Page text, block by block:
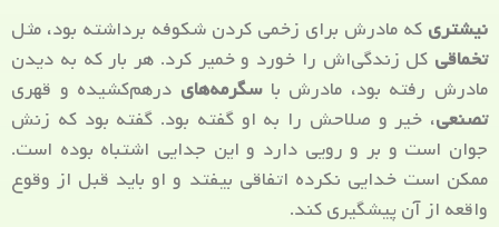
نیشتری که مادرش برای زخمی کردن شکوفه برداشته بود، مثل
تخماقی کل زندگی‌اش را خورد و خمیر کرد. هر بار که به دیدن
مادرش رفته بود، مادرش باسگرمه‌های درهم‌کشیده و قهری
تصنعی، خیر و صلاحش را به او گفته بود. گفته بود که زنش
جوان است و بر و رویی دارد و این جدایی اشتباه بوده است.
ممکن است خدایی نکرده اتفاقی بیفتد و او باید قبل از وقوع
واقعه از آن پیشگیری کند.